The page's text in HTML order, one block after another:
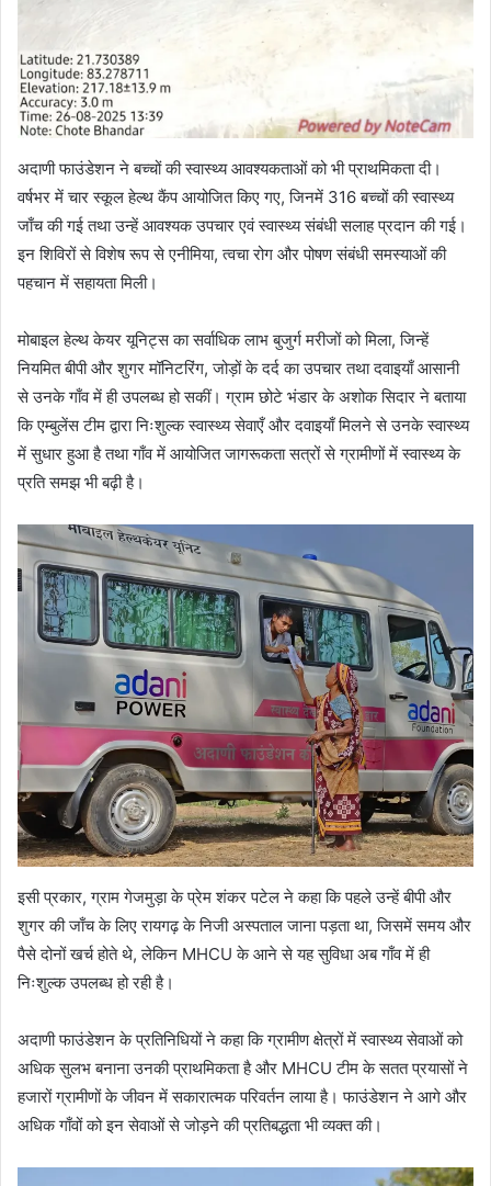
अदाणी फाउंडेशन ने बच्चों की स्वास्थ्य आवश्यकताओं को भी प्राथमिकता दी।
वर्षभर में चार स्कूल हेल्थ कैंप आयोजित किए गए, जिनमें 316 बच्चों की स्वास्थ्य
जाँच की गई तथा उन्हें आवश्यक उपचार एवं स्वास्थ्य संबंधी सलाह प्रदान की गई।
इन शिविरों से विशेष रूप से एनीमिया, त्वचा रोग और पोषण संबंधी समस्याओं की
पहचान में सहायता मिली।
मोबाइल हेल्थ केयर यूनिट्स का सर्वाधिक लाभ बुजुर्ग मरीजों को मिला, जिन्हें
नियमित बीपी और शुगर मॉनिटरिंग, जोड़ों के दर्द का उपचार तथा दवाइयाँ आसानी
से उनके गाँव में ही उपलब्ध हो सकीं। ग्राम छोटे भंडार के अशोक सिदार ने बताया
कि एम्बुलेंस टीम द्वारा निःशुल्क स्वास्थ्य सेवाएँ और दवाइयाँ मिलने से उनके स्वास्थ्य
में सुधार हुआ है तथा गाँव में आयोजित जागरूकता सत्रों से ग्रामीणों में स्वास्थ्य के
प्रति समझ भी बढ़ी है।
इसी प्रकार, ग्राम गेजमुड़ा के प्रेम शंकर पटेल ने कहा कि पहले उन्हें बीपी और
शुगर की जाँच के लिए रायगढ़ के निजी अस्पताल जाना पड़ता था, जिसमें समय और
पैसे दोनों खर्च होते थे, लेकिन MHCU के आने से यह सुविधा अब गाँव में ही
निःशुल्क उपलब्ध हो रही है।
अदाणी फाउंडेशन के प्रतिनिधियों ने कहा कि ग्रामीण क्षेत्रों में स्वास्थ्य सेवाओं को
अधिक सुलभ बनाना उनकी प्राथमिकता है और MHCU टीम के सतत प्रयासों ने
हजारों ग्रामीणों के जीवन में सकारात्मक परिवर्तन लाया है। फाउंडेशन ने आगे और
अधिक गाँवों को इन सेवाओं से जोड़ने की प्रतिबद्धता भी व्यक्त की।